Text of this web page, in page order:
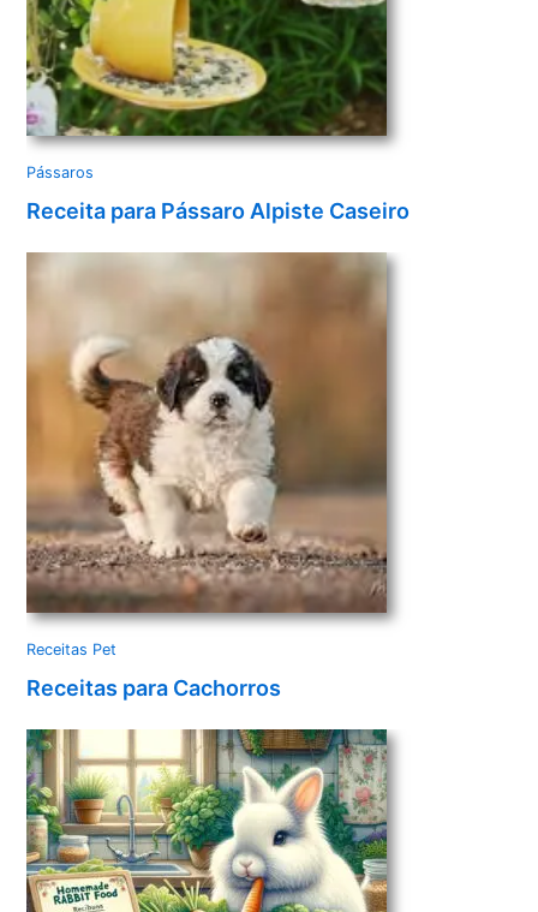
Pássaros
Receita para Pássaro Alpiste Caseiro
Receitas Pet
Receitas para Cachorros